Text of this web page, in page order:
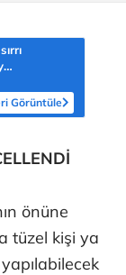
Görüntüle
önüne
tüzel kişi ya